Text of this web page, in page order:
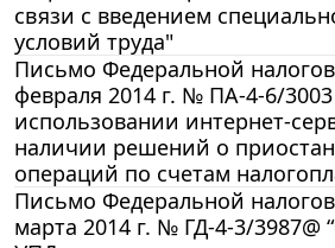
связи с введением
условий труда"
Письмо Федеральной
февраля 2014 г. № ПА-4-6/
использовании интернет-
наличии решений о
операций по счетам
Письмо Федеральной
марта 2014 г. № ГД-4-3/